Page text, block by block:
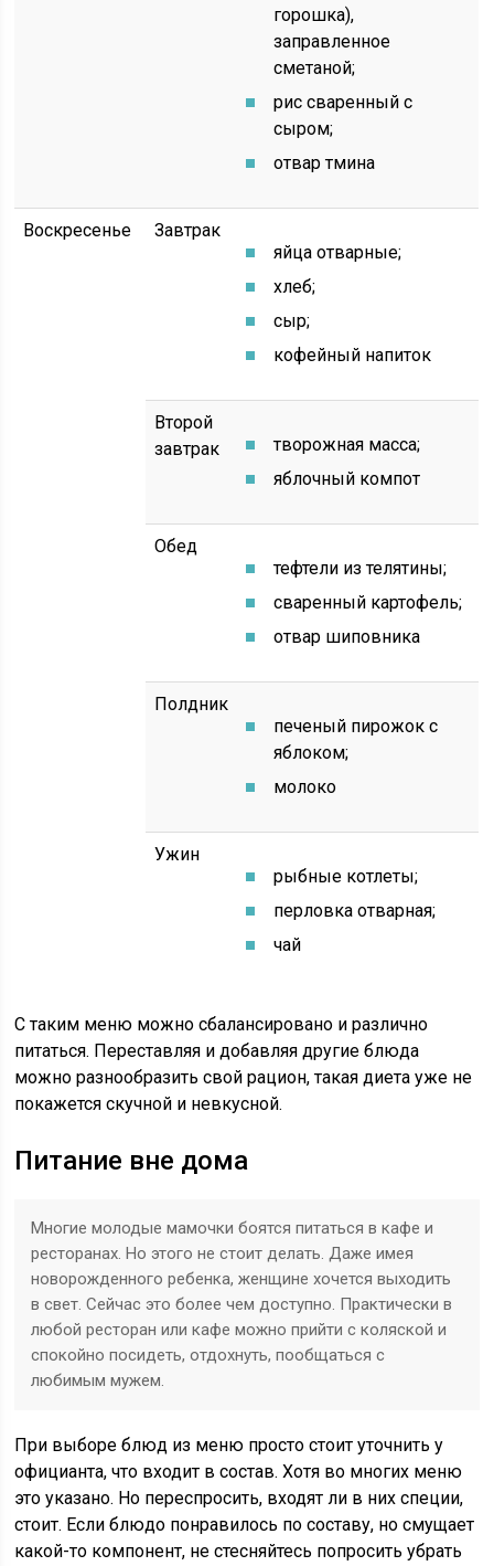
горошка),
заправленное
сметаной;
рис сваренный с
сыром;
отвар тмина
Воскресенье
Завтрак
яйца отварные;
хлеб;
сыр;
кофейный напиток
Второй
завтрак
творожная масса;
яблочный компот
Обед
тефтели из телятины;
сваренный картофель;
отвар шиповника
Полдник
печеный пирожок с
яблоком;
молоко
Ужин
рыбные котлеты;
перловка отварная;
чай
С таким меню можно сбалансировано и различно
питаться. Переставляя и добавляя другие блюда
можно разнообразить свой рацион, такая диета уже не
покажется скучной и невкусной.
Питание вне дома
Многие молодые мамочки боятся питаться в кафе и
ресторанах. Но этого не стоит делать. Даже имея
новорожденного ребенка, женщине хочется выходить
в свет. Сейчас это более чем доступно. Практически в
любой ресторан или кафе можно прийти с коляской и
спокойно посидеть, отдохнуть, пообщаться с
любимым мужем.
При выборе блюд из меню просто стоит уточнить у
официанта, что входит в состав. Хотя во многих меню
это указано. Но переспросить, входят ли в них специи,
стоит. Если блюдо понравилось по составу, но смущает
какой-то компонент, не стесняйтесь попросить убрать